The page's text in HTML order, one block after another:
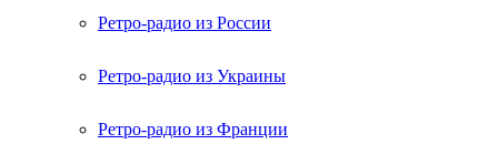
Ретро-радио из России
Ретро-радио из Украины
Ретро-радио из Франции